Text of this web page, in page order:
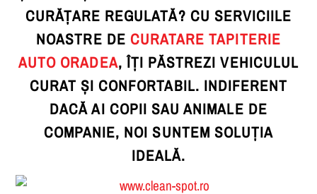
CURĂȚARE REGULATĂ? CU SERVICIILE
NOASTRE DE CURATARE TAPITERIE
AUTO ORADEA, ÎȚI PĂSTREZI VEHICULUL
CURAT ȘI CONFORTABIL. INDIFERENT
DACĂ AI COPII SAU ANIMALE DE
COMPANIE, NOI SUNTEM SOLUȚIA
IDEALĂ.